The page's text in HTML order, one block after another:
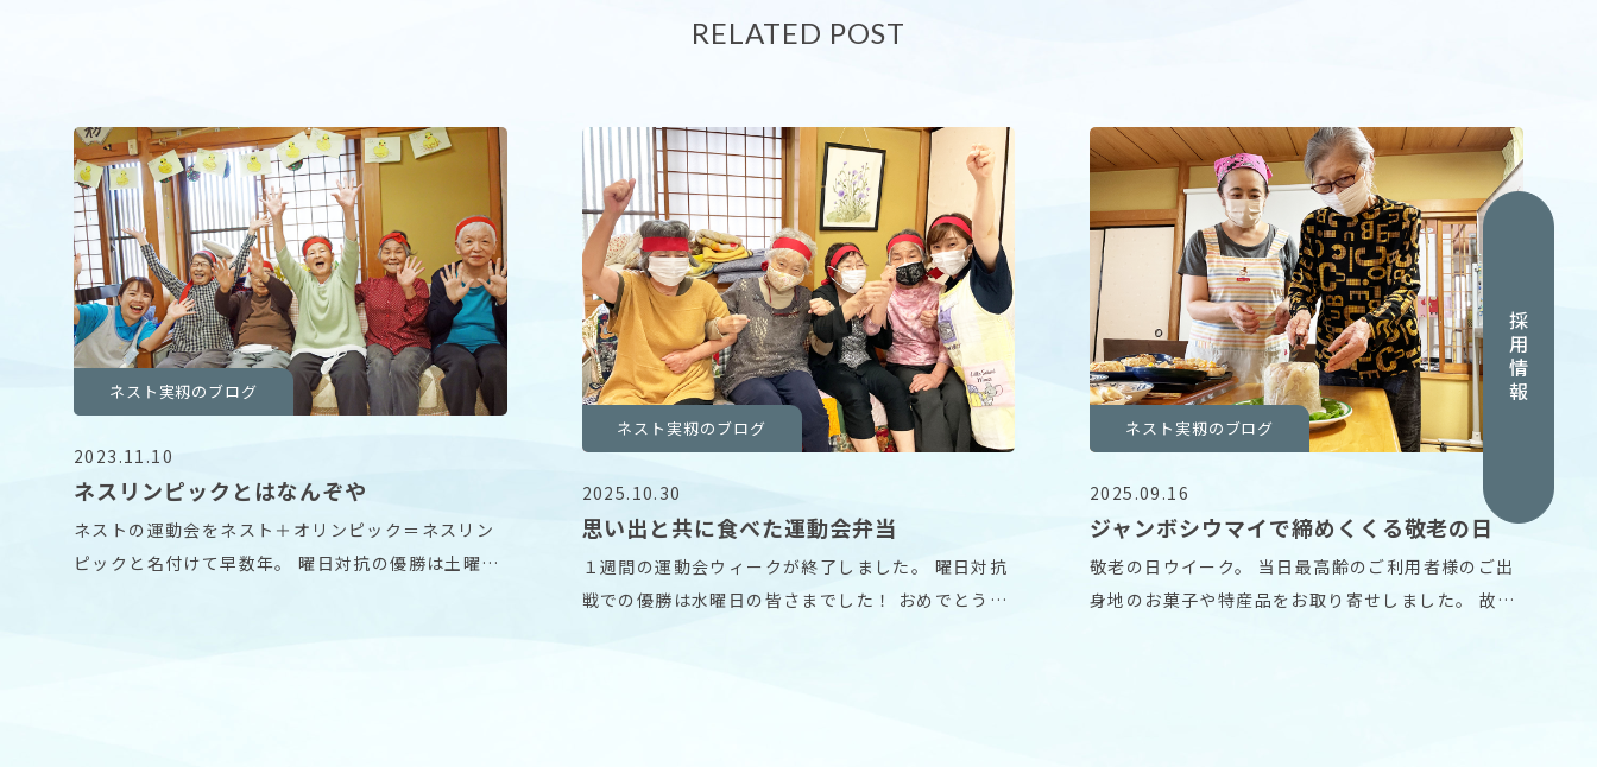
採用情報
RELATED POST
ネスト実籾のブログ
2023.11.10
ネスリンピックとはなんぞや
ネストの運動会をネスト＋オリンピック＝ネスリン
ピックと名付けて早数年。 曜日対抗の優勝は土曜
ネスト実籾のブログ
2025.10.30
思い出と共に食べた運動会弁当
１週間の運動会ウィークが終了しました。 曜日対抗
戦での優勝は水曜日の皆さまでした！ おめでとうご
ネスト実籾のブログ
2025.09.16
ジャンボシウマイで締めくくる敬老の日
敬老の日ウイーク。 当日最高齢のご利用者様のご出
身地のお菓子や特産品をお取り寄せしました。 故郷